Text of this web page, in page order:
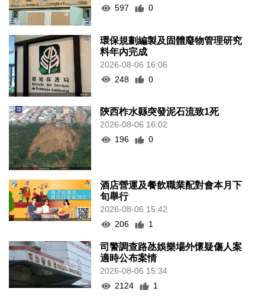
597
0
環保規劃編製及固體廢物管理研究
料年內完成
2026-08-06 16:06
248
0
陝西柞水縣突發泥石流致1死
2026-08-06 16:02
196
0
酒店營運及餐飲職業配對會本月下
旬舉行
2026-08-06 15:42
206
1
司警調查路氹娛樂場外懷疑傷人案
適時公布案情
2026-08-06 15:34
2124
1